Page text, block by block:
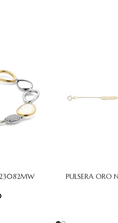
23082MW AÑADIR AL
PULSERA ORO